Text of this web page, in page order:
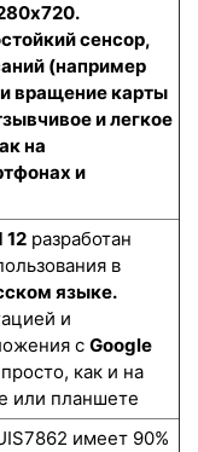
сенсор,
(например
вращение карты
и легкое
на
и
12 разработан
в
языке.
и
с Google
как и на
или планшете
имеет 90%